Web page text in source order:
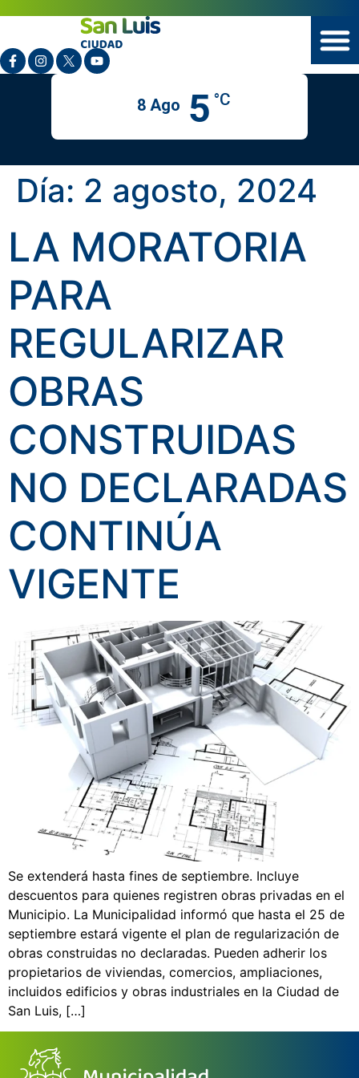
8 Ago 5 °C
Día: 2 agosto, 2024
LA MORATORIA
PARA
REGULARIZAR
OBRAS
CONSTRUIDAS
NO DECLARADAS
CONTINÚA
VIGENTE
Se extenderá hasta fines de septiembre. Incluye
descuentos para quienes registren obras privadas en el
Municipio. La Municipalidad informó que hasta el 25 de
septiembre estará vigente el plan de regularización de
obras construidas no declaradas. Pueden adherir los
propietarios de viviendas, comercios, ampliaciones,
incluidos edificios y obras industriales en la Ciudad de
San Luis, […]